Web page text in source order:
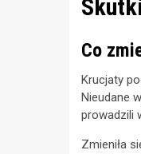
Co
Krucjaty
Nieudane
prowadzili
Zmieniła